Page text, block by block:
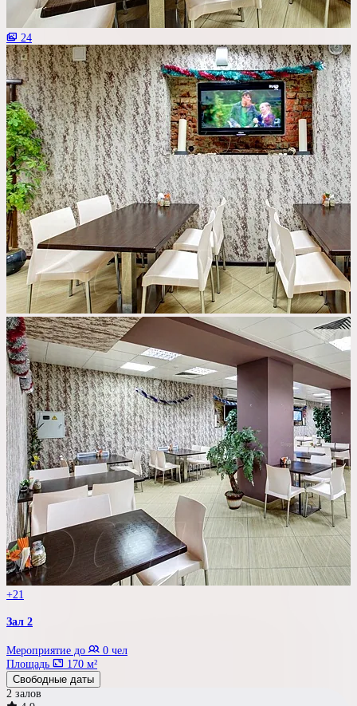
24
+21
Зал 2
Мероприятие до
0 чел
Площадь
170 м²
Свободные даты
2 залов